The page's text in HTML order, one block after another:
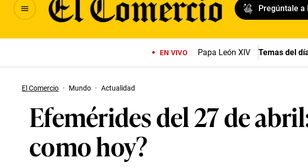
Pregúntale a
EN VIVO Papa León XIV Temas del
El Comercio · Mundo · Actualidad
Efemérides del 27 de
como hoy?